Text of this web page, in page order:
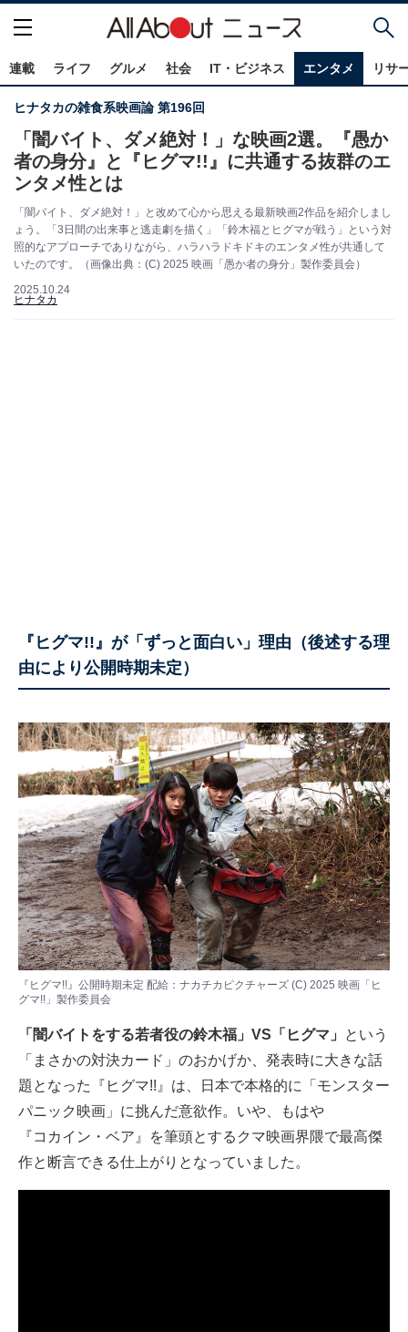
連載 ライフ グルメ 社会 IT・ビジネス エンタメ リサ
ヒナタカの雑食系映画論 第196回
「闇バイト、ダメ絶対！」な映画2選。『愚か
者の⾝分』と『ヒグマ!!』に共通する抜群のエ
ンタメ性とは
「闇バイト、ダメ絶対！」と改めて心から思える最新映画2作品を紹介しまし
ょう。「3日間の出来事と逃走劇を描く」「鈴木福とヒグマが戦う」という対
照的なアプローチでありながら、ハラハラドキドキのエンタメ性が共通して
いたのです。（画像出典：(C) 2025 映画「愚か者の⾝分」製作委員会）
2025.10.24
ヒナタカ
『ヒグマ!!』が「ずっと面白い」理由（後述する理
由により公開時期未定）
『ヒグマ!!』公開時期未定 配給：ナカチカピクチャーズ (C) 2025 映画「ヒ
グマ!!」製作委員会
「闇バイトをする若者役の鈴木福」VS「ヒグマ」
という
「まさかの対決カード」のおかげか、発表時に大きな話
題となった『ヒグマ!!』は、日本で本格的に「モンスター
パニック映画」に挑んだ意欲作。いや、もはや
『コカイン・ベア』
を筆頭とするクマ映画界隈で最高傑
作と断言できる仕上がりとなっていました。